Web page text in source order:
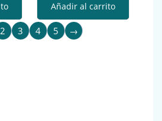
Añadir al carrito
2 3 4 5 →